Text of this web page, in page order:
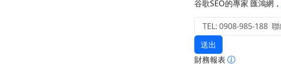
谷歌SEO的專家 匯鴻網 ，
送出
財務報表